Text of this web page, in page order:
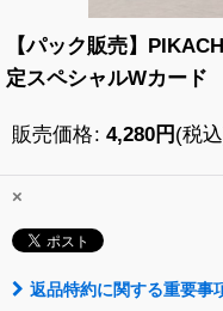
【パック販売】
定スペシャルWカード
販売価格: 4,280円 (税
×
返品特約に関する重要事